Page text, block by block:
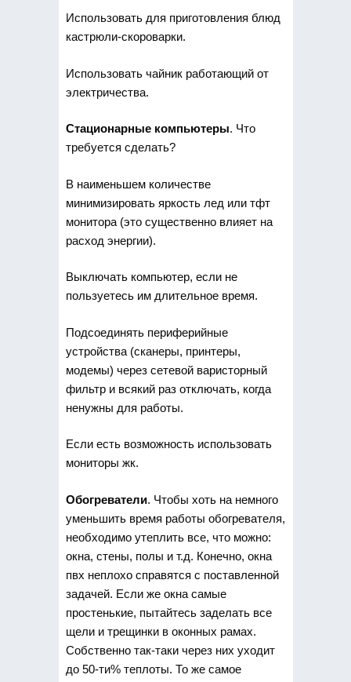
Использовать для приготовления блюд
кастрюли-скороварки.
Использовать чайник работающий от
электричества.
Стационарные компьютеры. Что
требуется сделать?
В наименьшем количестве
минимизировать яркость лед или тфт
монитора (это существенно влияет на
расход энергии).
Выключать компьютер, если не
пользуетесь им длительное время.
Подсоединять периферийные
устройства (сканеры, принтеры,
модемы) через сетевой варисторный
фильтр и всякий раз отключать, когда
ненужны для работы.
Если есть возможность использовать
мониторы жк.
Обогреватели. Чтобы хоть на немного
уменьшить время работы обогревателя,
необходимо утеплить все, что можно:
окна, стены, полы и т.д. Конечно, окна
пвх неплохо справятся с поставленной
задачей. Если же окна самые
простенькие, пытайтесь заделать все
щели и трещинки в оконных рамах.
Собственно так-таки через них уходит
до 50-ти% теплоты. То же самое